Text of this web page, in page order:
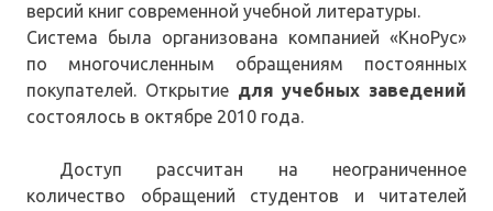
версий книг современной учебной литературы.
Система была организована компанией «КноРус»
по многочисленным обращениям постоянных
покупателей. Открытие для учебных заведений
состоялось в октябре 2010 года.
Доступ рассчитан на неограниченное
количество обращений студентов и читателей